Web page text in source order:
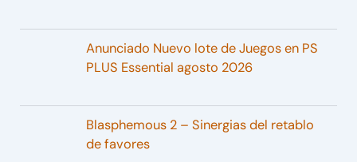
Anunciado Nuevo lote de Juegos en PS
PLUS Essential agosto 2026
Blasphemous 2 – Sinergias del retablo
de favores